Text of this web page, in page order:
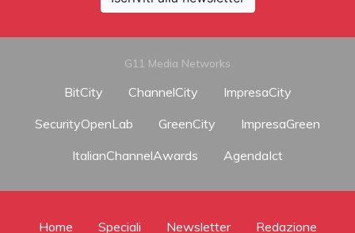
G11 Media Networks
BitCity ChannelCity
ImpresaCity
SecurityOpenLab
GreenCity
ImpresaGreen
ItalianChannelAwards
AgendaIct
Home Speciali Newsletter Redazione